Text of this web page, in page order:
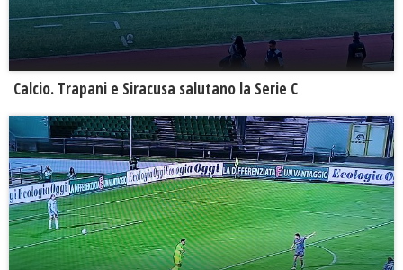
Calcio. Trapani e Siracusa salutano la Serie C